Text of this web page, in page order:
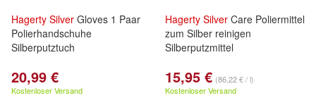
Hagerty Silver Gloves 1 Paar
Polierhandschuhe
Silberputztuch
20,99 €
Kostenloser Versand
Hagerty Silver Care Poliermittel
zum Silber reinigen
Silberputzmittel
15,95 € (86,22 € / l)
Kostenloser Versand